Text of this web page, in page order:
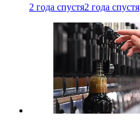
2 года спустя2 года спустя